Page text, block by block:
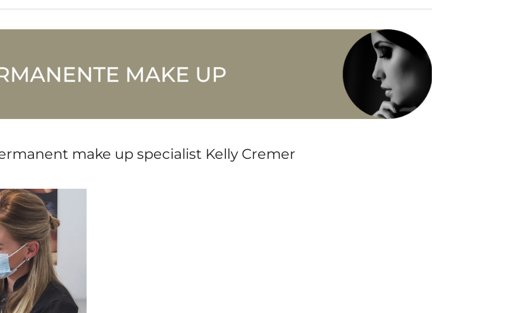
make up specialist Kelly Cremer